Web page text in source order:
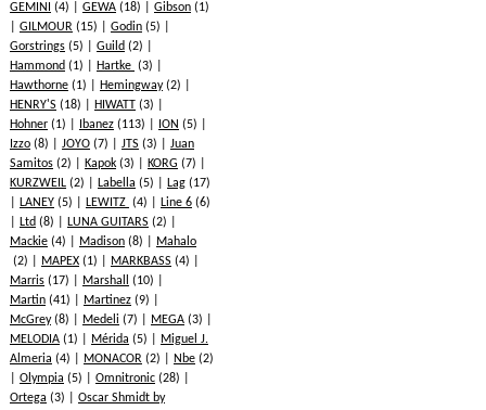
GEMINI
(4) GEWA (18) Gibson (1)
GILMOUR (15) Godin (5)
Gorstrings (5) Guild (2)
Hammond (1) Hartke (3)
Hawthorne (1) Hemingway(2)
HENRY'S (18) HIWATT (3)
Hohner (1) Ibanez (113) ION (5)
Izzo (8) JOYO (7) JTS (3)
Juan
Samitos (2) Kapok (3) KORG (7)
KURZWEIL (2) Labella (5) Lag (17)
LANEY (5) LEWITZ (4) Line 6 (6)
Ltd (8) LUNA GUITARS (2)
Mackie (4) Madison (8)
Mahalo
(2)
MAPEX (1) MARKBASS (4)
Marris (17) Marshall
(10)
Martin (41) Martinez (9)
McGrey(8) Medeli (7) MEGA (3)
MELODIA (1) Mérida (5)
Miguel J.
Almeria (4) MONACOR (2) Nbe (2)
Olympia (5) Omnitronic (28)
Ortega (3)
Oscar Shmidt by